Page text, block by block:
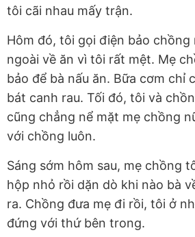
tôi cãi nhau mấy trận.
Hôm đó, tôi gọi điện bảo chồng
ngoài về ăn vì tôi rất mệt. Mẹ
bảo để bà nấu ăn. Bữa cơm chỉ
bát canh rau. Tối đó, tôi và
cũng chẳng nể mặt mẹ chồng
với chồng luôn.
Sáng sớm hôm sau, mẹ chồng
hộp nhỏ rồi dặn dò khi nào bà
ra. Chồng đưa mẹ đi rồi, tôi ở
đứng với thứ bên trong.